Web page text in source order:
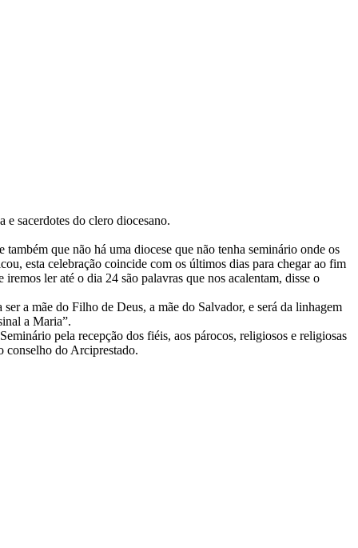
sacerdotes do clero diocesano.
que não há uma diocese que não tenha seminário onde os
esta celebração coincide com os últimos dias para chegar ao fim
ler até o dia 24 são palavras que nos acalentam, disse o
a mãe do Filho de Deus, a mãe do Salvador, e será da linhagem
a Maria”.
pela recepção dos fiéis, aos párocos, religiosos e religiosas
conselho do Arciprestado.